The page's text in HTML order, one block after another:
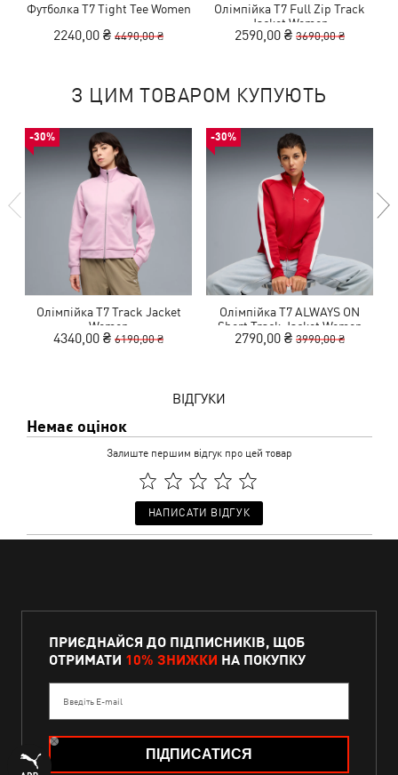
Футболка T7 Tight Tee Women
2240,00 ₴ 4490,00 ₴
Олімпійка T7 Full Zip Track
Jacket Women
2590,00 ₴ 3690,00 ₴
З ЦИМ ТОВАРОМ КУПУЮТЬ
-30%
Олімпійка T7 Track Jacket
Women
4340,00 ₴ 6190,00 ₴
-30%
Олімпійка T7 ALWAYS ON
Short Track Jacket Women
2790,00 ₴ 3990,00 ₴
ВІДГУКИ
Немає оцінок
Залиште першим відгук про цей товар
НАПИСАТИ ВІДГУК
ПРИЄДНАЙСЯ ДО ПІДПИСНИКІВ, ЩОБ
ОТРИМАТИ 10% ЗНИЖКИ НА ПОКУПКУ
Введіть E-mail
ПІДПИСАТИСЯ